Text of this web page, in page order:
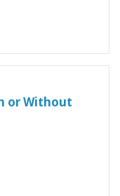
or Without